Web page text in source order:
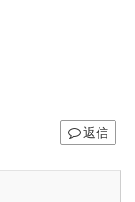
返信